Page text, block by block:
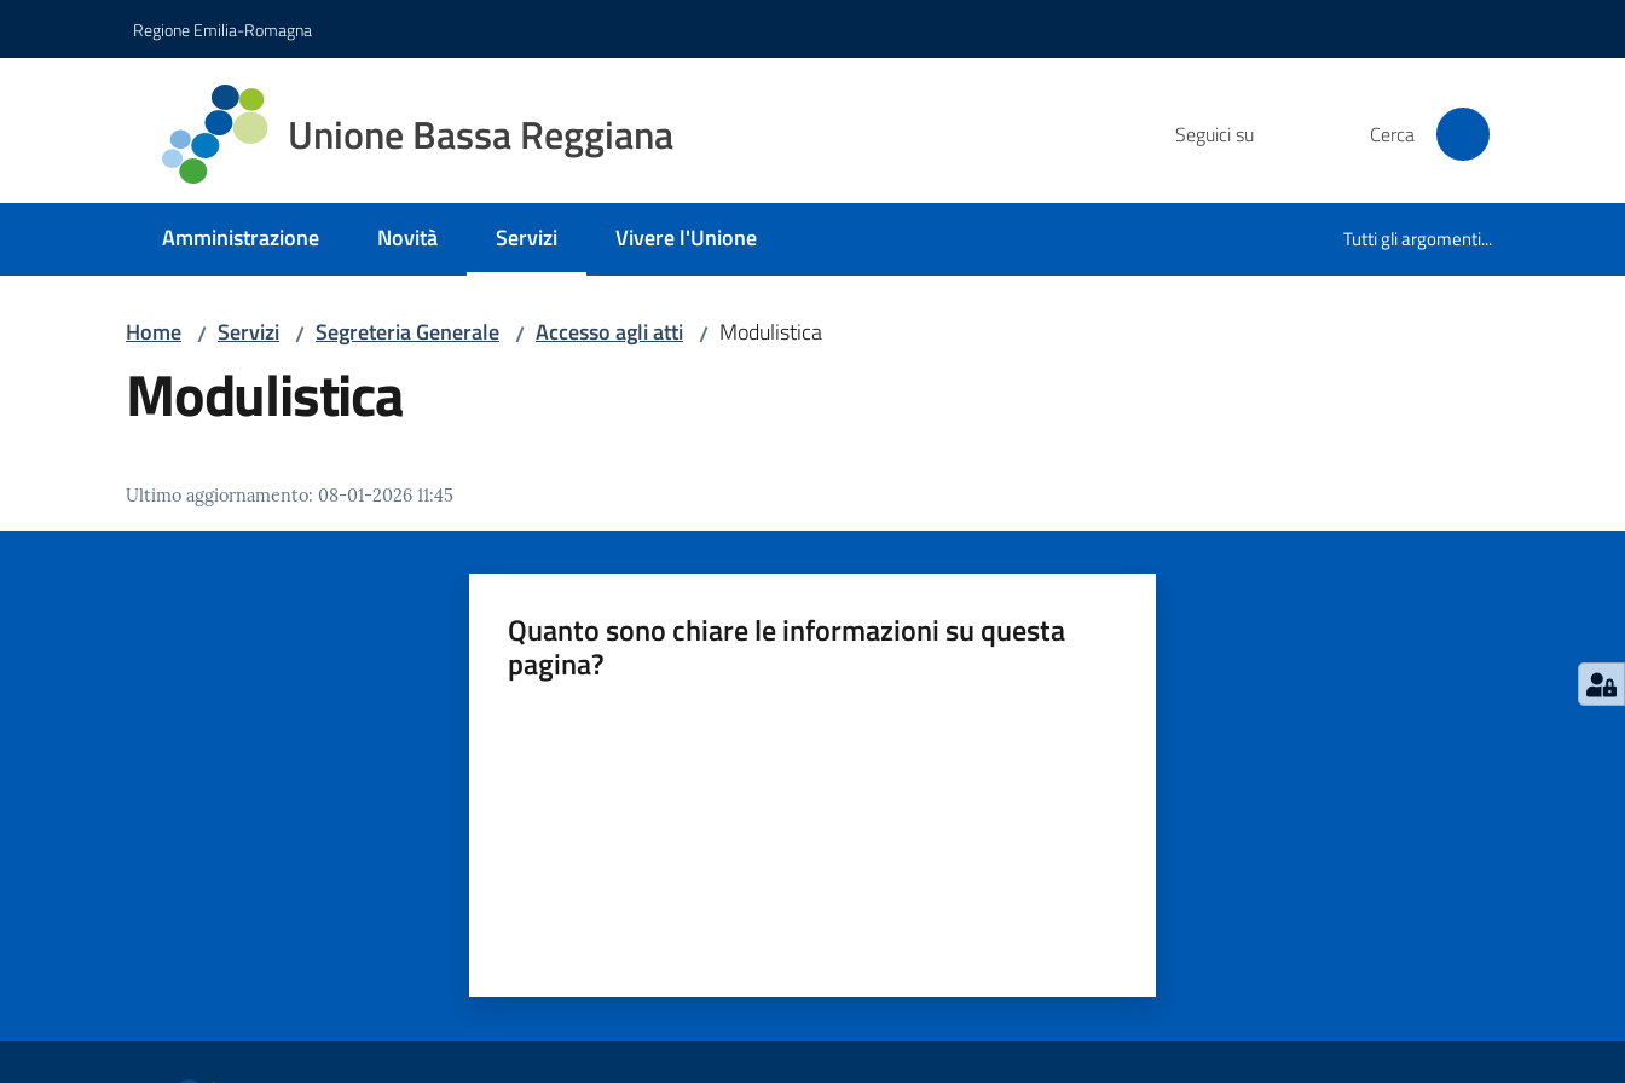
Regione Emilia-Romagna
Unione Bassa Reggiana Seguici su Cerca
Amministrazione Novità Servizi
Menu selezionatoVivere l'Unione Tutti gli argomenti...
Home / Servizi / Segreteria Generale / Accesso agli atti / Modulistica
Modulistica
Ultimo aggiornamento: 08-01-2026 11:45
Quanto sono chiare le informazioni su questa
pagina?